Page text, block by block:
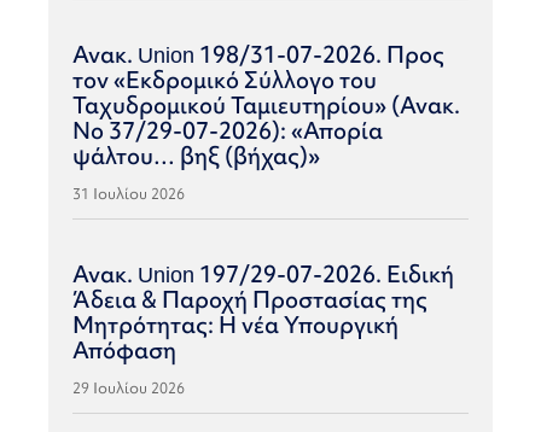
Ανακ. Union 198/31-07-2026. Προς
τον «Εκδρομικό Σύλλογο του
Ταχυδρομικού Ταμιευτηρίου» (Ανακ.
Νο 37/29-07-2026): «Απορία
ψάλτου… βηξ (βήχας)»
31 Ιουλίου 2026
Ανακ. Union 197/29-07-2026. Ειδική
Άδεια & Παροχή Προστασίας της
Μητρότητας: Η νέα Υπουργική
Απόφαση
29 Ιουλίου 2026